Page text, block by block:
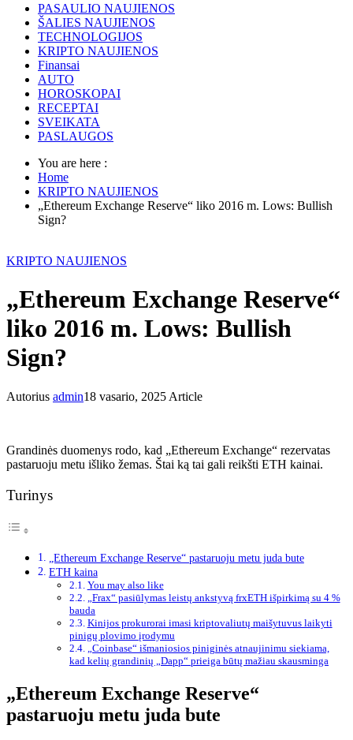
PASAULIO NAUJIENOS
ŠALIES NAUJIENOS
TECHNOLOGIJOS
KRIPTO NAUJIENOS
Finansai
AUTO
HOROSKOPAI
RECEPTAI
SVEIKATA
PASLAUGOS
You are here :
Home
KRIPTO NAUJIENOS
„Ethereum Exchange Reserve“ liko 2016 m. Lows: Bullish
Sign?
KRIPTO NAUJIENOS
„Ethereum Exchange Reserve“
liko 2016 m. Lows: Bullish
Sign?
Autorius admin18 vasario, 2025 Article
Grandinės duomenys rodo, kad „Ethereum Exchange“ rezervatas
pastaruoju metu išliko žemas. Štai ką tai gali reikšti ETH kainai.
Turinys
„Ethereum Exchange Reserve“ pastaruoju metu juda bute
ETH kaina
You may also like
„Frax“ pasiūlymas leistų ankstyvą frxETH išpirkimą su 4 %
bauda
Kinijos prokurorai imasi kriptovaliutų maišytuvus laikyti
pinigų plovimo įrodymu
„Coinbase“ išmaniosios piniginės atnaujinimu siekiama,
kad kelių grandinių „Dapp“ prieiga būtų mažiau skausminga
„Ethereum Exchange Reserve“
pastaruoju metu juda bute